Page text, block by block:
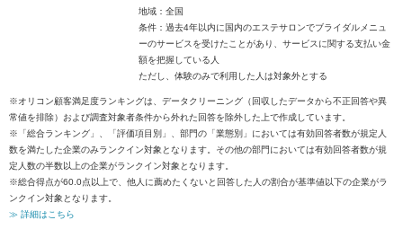
地域：全国
条件：過去4年以内に国内のエステサロンでブライダルメニュ
ーのサービスを受けたことがあり、サービスに関する支払い金
額を把握している人
ただし、体験のみで利用した人は対象外とする
※オリコン顧客満足度ランキングは、データクリーニング（回収したデータから不正回答や異
常値を排除）および調査対象者条件から外れた回答を除外した上で作成しています。
※「総合ランキング」、「評価項目別」、部門の「業態別」においては有効回答者数が規定人
数を満たした企業のみランクイン対象となります。その他の部門においては有効回答者数が規
定人数の半数以上の企業がランクイン対象となります。
※総合得点が60.0点以上で、他人に薦めたくないと回答した人の割合が基準値以下の企業がラ
ンクイン対象となります。
≫ 詳細はこちら